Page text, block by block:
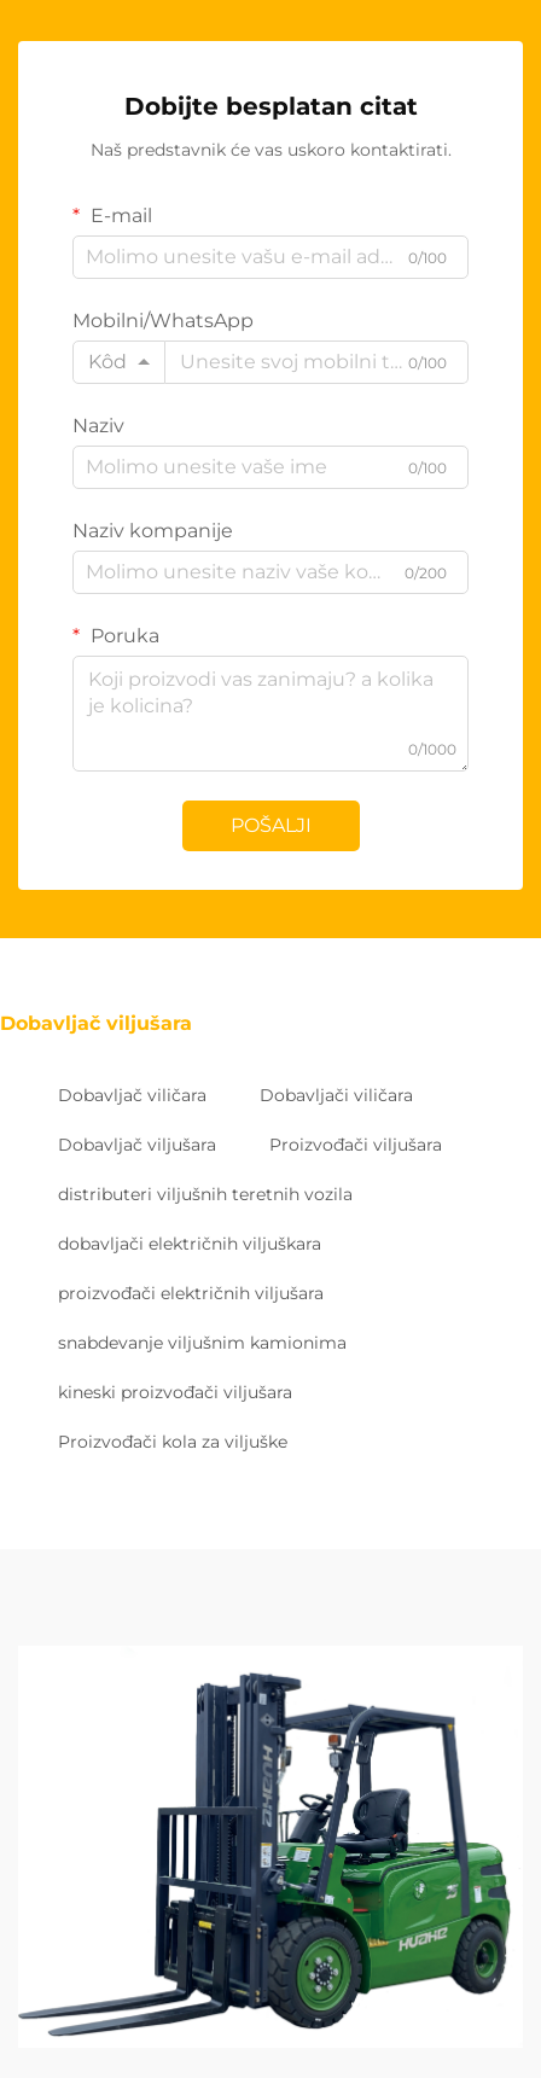
Dobijte besplatan citat
Naš predstavnik će vas uskoro kontaktirati.
E-mail
0/100
Mobilni/WhatsApp
Kôd
0/100
Naziv
0/100
Naziv kompanije
0/200
Poruka
0/1000
POŠALJI
Dobavljač viljušara
Dobavljač viličara Dobavljači viličara
Dobavljač viljušara Proizvođači viljušara
distributeri viljušnih teretnih vozila
dobavljači električnih viljuškara
proizvođači električnih viljušara
snabdevanje viljušnim kamionima
kineski proizvođači viljušara
Proizvođači kola za viljuške